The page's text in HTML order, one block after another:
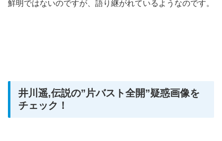
鮮明ではないのですが、語り継がれているようなのです。
井川遥,伝説の”片バスト全開”疑惑画像を
チェック！